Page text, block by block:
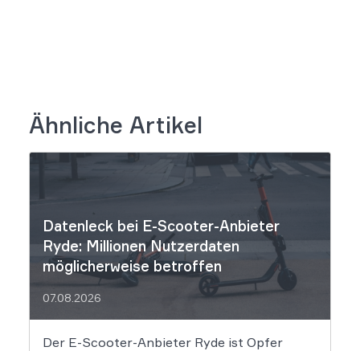
Ähnliche Artikel
Datenleck bei E-Scooter-Anbieter
Ryde: Millionen Nutzerdaten
möglicherweise betroffen
07.08.2026
Der E-Scooter-Anbieter Ryde ist Opfer